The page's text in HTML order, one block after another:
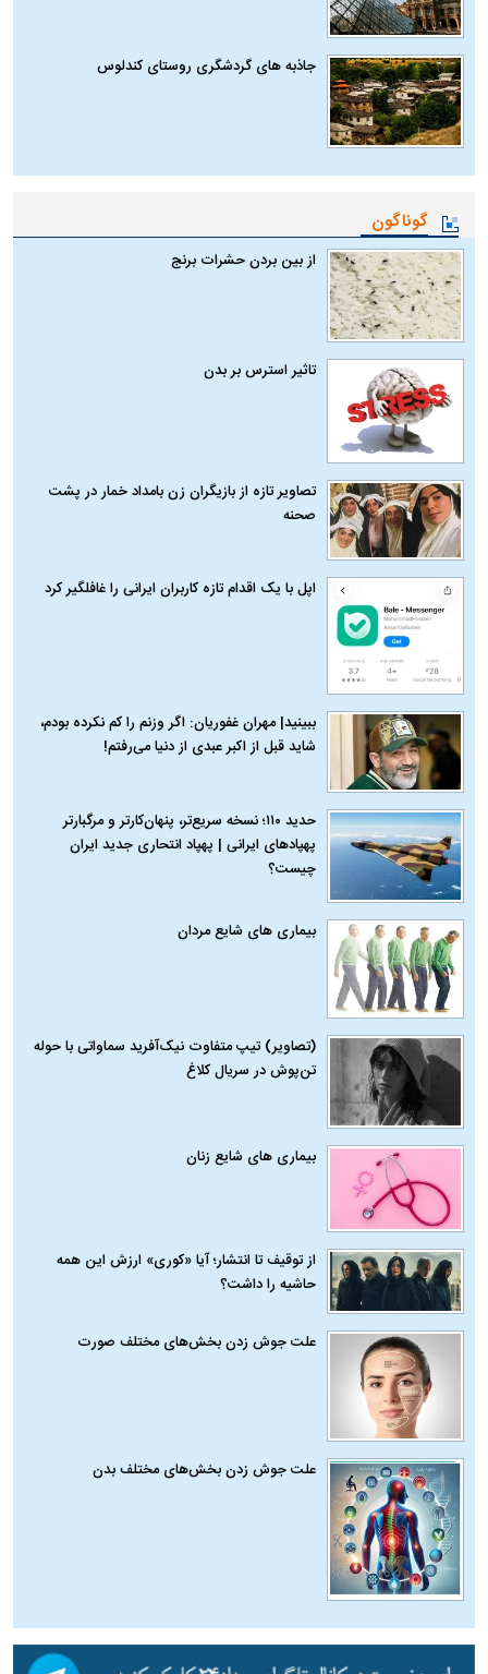
جاذبه های گردشگری روستای کندلوس
گوناگون
از بین بردن حشرات برنج
تاثیر استرس بر بدن
تصاویر تازه از بازیگران زن بامداد خمار در پشت
صحنه
اپل با یک اقدام تازه کاربران ایرانی را غافلگیر کرد
ببینید| مهران غفوریان: اگر وزنم را کم نکرده بودم،
شاید قبل از اکبر عبدی از دنیا می‌رفتم!
حدید ۱۱۰؛ نسخه سریع‌تر، پنهان‌کارتر و مرگبارتر
پهپادهای ایرانی | پهپاد انتحاری جدید ایران
چیست؟
بیماری‌ های شایع مردان
(تصاویر) تیپ متفاوت نیک‌آفرید سماواتی با حوله
تن‌پوش در سریال کلاغ
بیماری‌ های شایع زنان
از توقیف تا انتشار؛ آیا «کوری» ارزش این همه
حاشیه را داشت؟
علت جوش زدن بخش‌های مختلف صورت
علت جوش زدن بخش‌های مختلف بدن